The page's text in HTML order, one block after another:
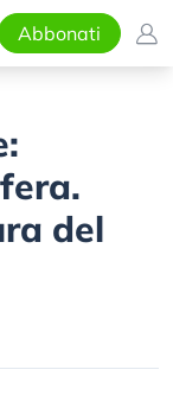
Abbonati
del